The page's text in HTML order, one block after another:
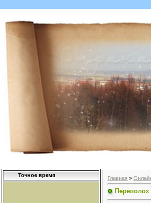
Точное время Главная »